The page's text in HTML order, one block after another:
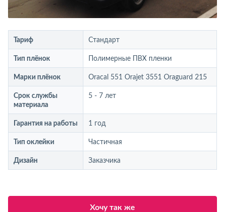
Тариф Стандарт
Тип плёнок Полимерные ПВХ пленки
Марки плёнок Oracal 551 Orajet 3551 Oraguard 215
Срок службы
материала
5 - 7 лет
Гарантия на работы 1 год
Тип оклейки Частичная
Дизайн Заказчика
Хочу так же